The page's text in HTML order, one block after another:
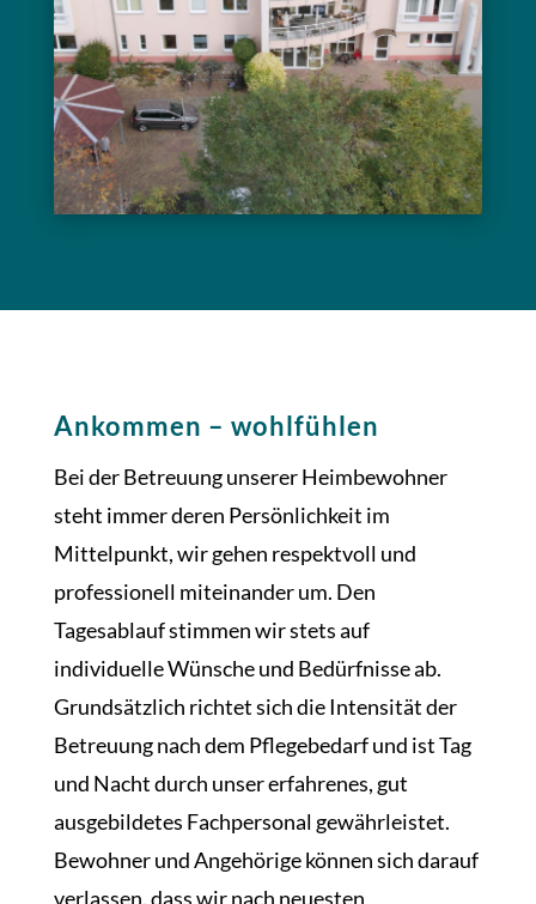
Ankommen – wohlfühlen
Bei der Betreuung unserer Heimbewohner
steht immer deren Persönlichkeit im
Mittelpunkt, wir gehen respektvoll und
professionell miteinander um. Den
Tagesablauf stimmen wir stets auf
individuelle Wünsche und Bedürfnisse ab.
Grundsätzlich richtet sich die Intensität der
Betreuung nach dem Pflegebedarf und ist Tag
und Nacht durch unser erfahrenes, gut
ausgebildetes Fachpersonal gewährleistet.
Bewohner und Angehörige können sich darauf
verlassen, dass wir nach neuesten